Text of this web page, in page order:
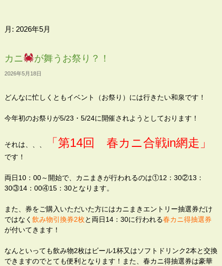
月: 2026年5月
カニ が舞うお祭り？！
2026年5月18日
どんなに忙しくともイベント（お祭り）には行きたい和泉です！
今年初のお祭りが5/23・5/24に開催されようとしております！
それは、、、 「第14回 春カニ合戦in網走」
です！
両日10：00～開始で、カニまきが行われるのは①12：30②13：
30③14：00④15：30となります。
また、券をご購入いただいた方にはカニまきエントリー抽選券だけ
ではなく 飲み物引換券2枚と両日14：30に行われる春カニ得抽選券
が付いてきます！
なんといっても飲み物2枚はビール1杯又はソフトドリンク2本と交換
できますのでとても便利となります！また、春カニ得抽選券は豪華